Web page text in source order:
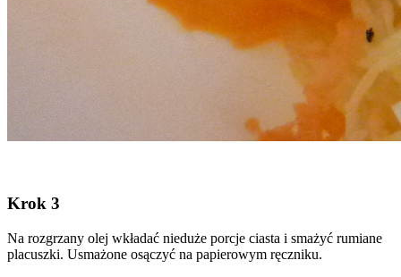
Krok 3
Na rozgrzany olej wkładać nieduże porcje ciasta i smażyć rumiane
placuszki. Usmażone osączyć na papierowym ręczniku.